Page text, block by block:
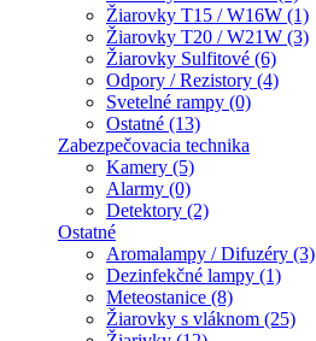
Žiarovky T15 / W16W (1)
Žiarovky T20 / W21W (3)
Žiarovky Sulfitové (6)
Odpory / Rezistory (4)
Svetelné rampy (0)
Ostatné (13)
Zabezpečovacia technika
Kamery (5)
Alarmy (0)
Detektory (2)
Ostatné
Aromalampy / Difuzéry (3)
Dezinfekčné lampy (1)
Meteostanice (8)
Žiarovky s vláknom (25)